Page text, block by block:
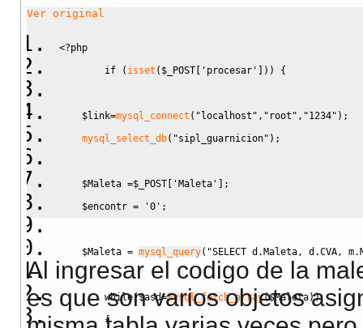
Ver original
<?php
if
( isset ( $_POST [ 'procesar' ] ) ) {
$link=mysql_connect ( "localhost" , "root" , "1234" ) ;
mysql_select_db( "sipl_guarnicion" ) ;
$Maleta =$_POST [ 'Maleta' ] ;
$encontr = '0' ;
$Maleta = mysql_query( "SELECT d.Maleta, d.CVA,
while($asd=mysql_fetch_array($Maleta))
{
Al ingresar el codigo de la
es que son varios objetos